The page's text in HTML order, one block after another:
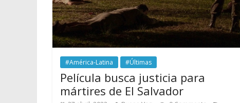
#América-Latina #Últimas
Película busca justicia para
mártires de El Salvador